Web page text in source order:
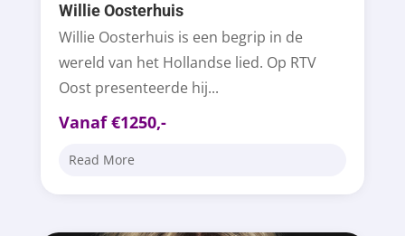
Willie Oosterhuis
Willie Oosterhuis is een begrip in de
wereld van het Hollandse lied. Op RTV
Oost presenteerde hij...
Vanaf €1250,-
Read More